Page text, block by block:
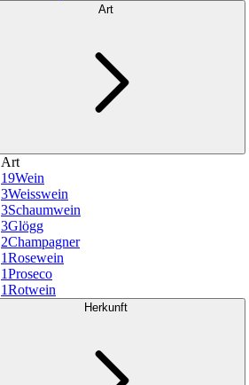
Art
Art
19Wein
3Weisswein
3Schaumwein
3Glögg
2Champagner
1Rosewein
1Proseco
1Rotwein
Herkunft